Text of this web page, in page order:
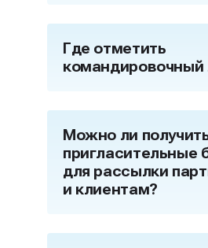
Где отметить
командировочный
Можно ли
пригласительные
для рассылки
и клиентам?